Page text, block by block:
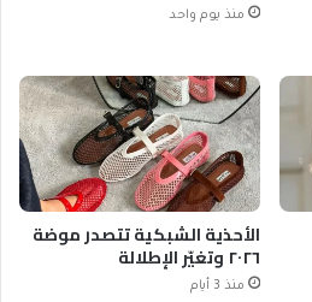
منذ يوم واحد
الأحذية الشبكية تتصدر موضة
٢٠٢٦ وتغيّر الإطلالة
منذ 3 أيام